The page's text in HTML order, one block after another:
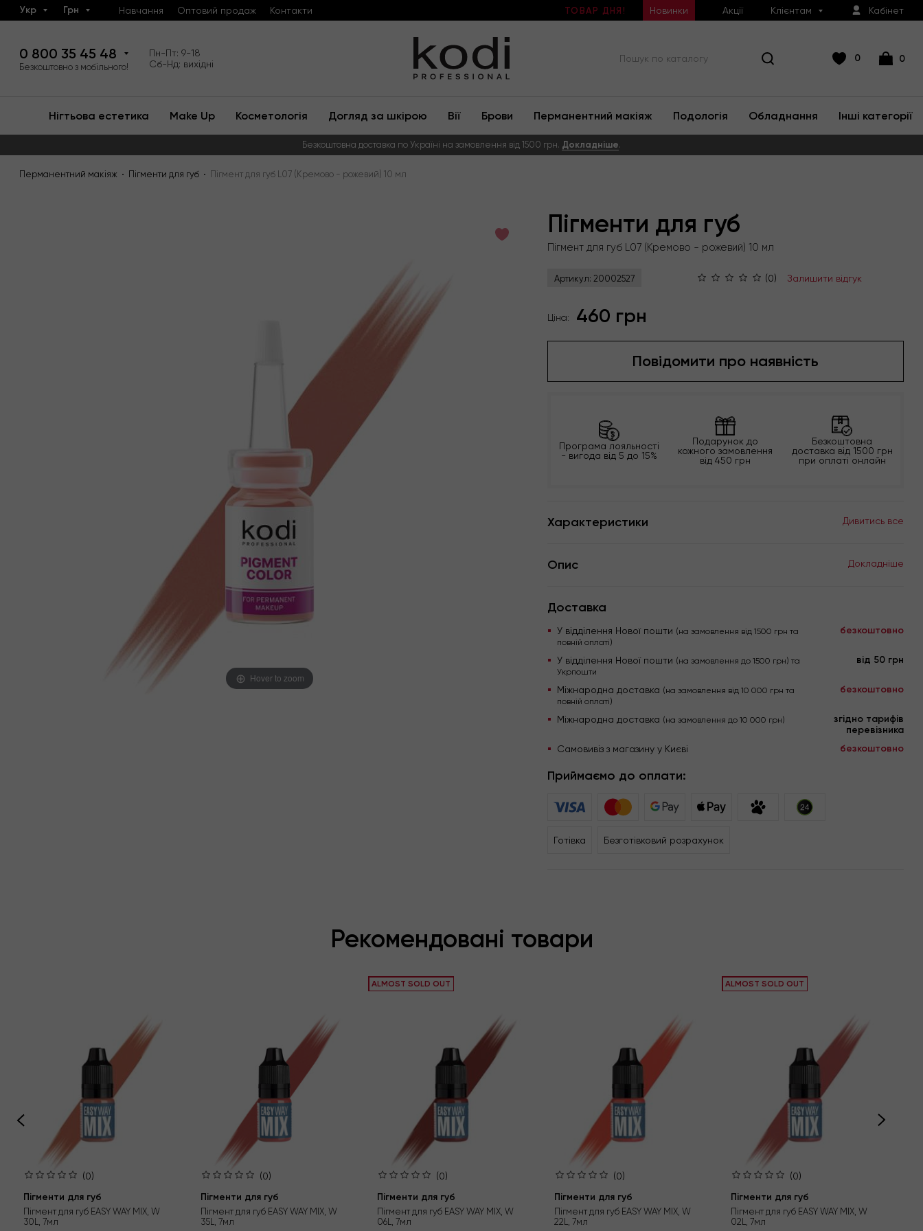
Укр Грн Навчання Оптовий продаж Контакти ТОВАР ДНЯ! Новинки Акції Клієнтам Кабінет
0 800 35 45 48
Безкоштовно з мобільного!
Пн-Пт: 9-18
Сб-Нд: вихідні
0 0
Нігтьова естетика Make Up Косметологія Догляд за шкірою Вії Брови Перманентний макіяж Подологія Обладнання Інші категорії
Безкоштовна доставка по Україні на замовлення від 1500 грн. Докладніше.
Перманентний макіяж Пігменти для губ Пігмент для губ L07 (Кремово - рожевий) 10 мл
Hover to zoom
Пігменти для губ
Пігмент для губ L07 (Кремово - рожевий) 10 мл
Артикул: 20002527 (0) Залишити відгук
Ціна: 460 грн
Повідомити про наявність
Програма лояльності
- вигода від 5 до 15%
Подарунок до
кожного замовлення
від 450 грн
Безкоштовна
доставка від 1500 грн
при оплаті онлайн
Характеристики Дивитись все
Опис Докладніше
Доставка
У відділення Нової пошти (на замовлення від 1500 грн та
повній оплаті)
безкоштовно
У відділення Нової пошти (на замовлення до 1500 грн) та
Укрпошти
від 50 грн
Міжнародна доставка (на замовлення від 10 000 грн та
повній оплаті)
безкоштовно
Міжнародна доставка (на замовлення до 10 000 грн)
згідно тарифів
перевізника
Самовивіз з магазину у Києві безкоштовно
Приймаємо до оплати:
Готівка Безготівковий розрахунок
Рекомендовані товари
(0)
Пігменти для губ
Пігмент для губ EASY WAY MIX, W
30L, 7мл
(0)
Пігменти для губ
Пігмент для губ EASY WAY MIX, W
35L, 7мл
ALMOST SOLD OUT
(0)
Пігменти для губ
Пігмент для губ EASY WAY MIX, W
06L, 7мл
(0)
Пігменти для губ
Пігмент для губ EASY WAY MIX, W
22L, 7мл
ALMOST SOLD OUT
(0)
Пігменти для губ
Пігмент для губ EASY WAY MIX, W
02L, 7мл